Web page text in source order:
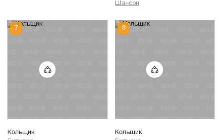
Шансон
Кольщик
Кольщик